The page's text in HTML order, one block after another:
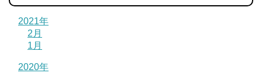
2021年
2月
1月
2020年